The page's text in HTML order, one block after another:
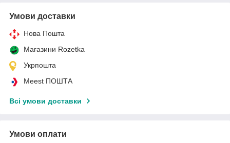
Умови доставки
Нова Пошта
Магазини Rozetka
Укрпошта
Meest ПОШТА
Всі умови доставки
Умови оплати